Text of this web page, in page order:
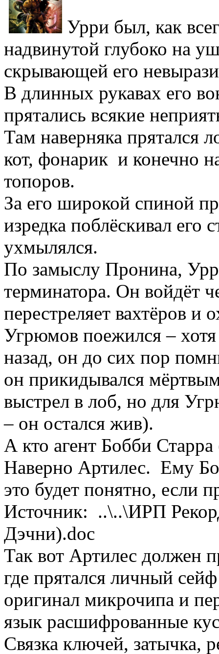
Урри был, как
надвинутой глубоко на
скрывающей его
В длинных рукавах его
прятались всякие
Там наверняка прятался
кот, фонарик и конечно
топоров.
За его широкой спиной
изредка поблёскивал его
ухмылялся.
По замыслу Пронина,
терминатора. Он войдёт
перестреляет вахтёров и
Угрюмов поежился –
назад, он до сих пор
он прикидывался
выстрел в лоб, но для
– он остался жив).
А кто агент Бобби
Наверно Артилес. Ему
это будет понятно, если
Источник: ..\..\ИРП
Дэчни).doc
Так вот Артилес должен
где прятался личный
оригинал микрочипа и
язык расшифрованные
Связка ключей, затычка,